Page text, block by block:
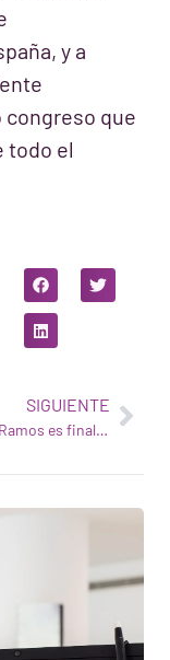
y a
que
todo el
SIGUIENTE
Eva García Ramos es finalista de los Premios Mujeres que Construyen